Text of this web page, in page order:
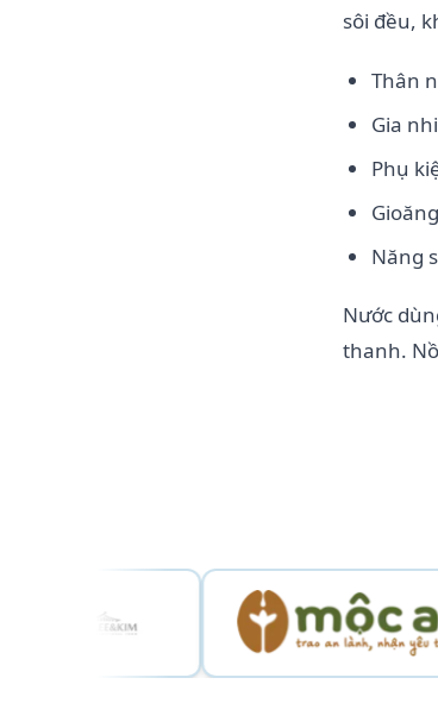
sôi đều,
Thân
Gia
Phụ
Năng
Nước
thanh.